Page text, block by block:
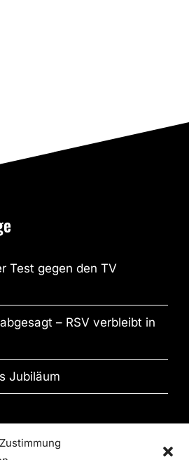
Test gegen den TV
– RSV verbleibt in
Jubiläum